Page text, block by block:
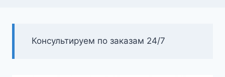
Консультируем по заказам 24/7